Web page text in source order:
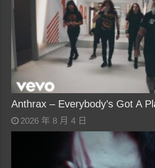
Anthrax – Everybody’s Got A
2026 年 8 月 4 日